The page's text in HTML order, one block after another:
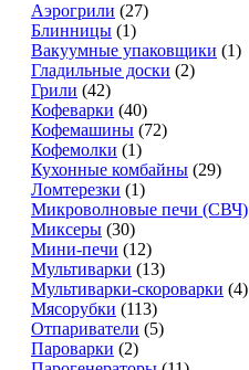
Аэрогрили (27)
Блинницы (1)
Вакуумные упаковщики (1)
Гладильные доски (2)
Грили (42)
Кофеварки (40)
Кофемашины (72)
Кофемолки (1)
Кухонные комбайны (29)
Ломтерезки (1)
Микроволновые печи (СВЧ)
Миксеры (30)
Мини-печи (12)
Мультиварки (13)
Мультиварки-скороварки (4)
Мясорубки (113)
Отпариватели (5)
Пароварки (2)